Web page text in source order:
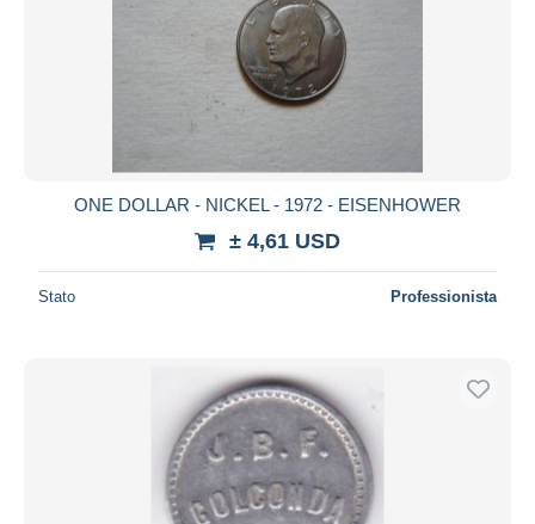
ONE DOLLAR - NICKEL - 1972 - EISENHOWER
± 4,61 USD
Stato Professionista